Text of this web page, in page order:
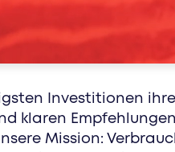
erreiche genau die
Investitionen
klaren
Mission: